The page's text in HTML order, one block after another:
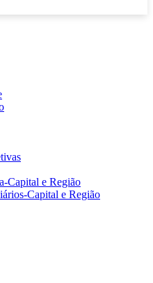
Capital e Região
Capital e Região